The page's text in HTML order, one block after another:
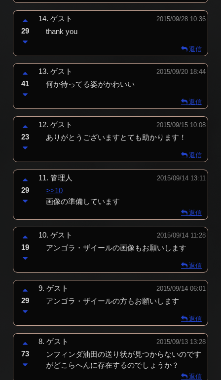
14.ゲスト 2015/09/28 10:36
thank you
29
返信
13.ゲスト 2015/09/20 18:44
何か待ってる姿がかわいい
41
返信
12.ゲスト 2015/09/15 10:08
ありがとうございますとても助かります！
23
返信
11.管理人 2015/09/14 13:11
>>10
画像の準備しています
29
返信
10.ゲスト 2015/09/14 11:28
アンゴラ・ザイールの画像もお願いします
19
返信
9.ゲスト 2015/09/14 06:01
アンゴラ・ザイールの方もお願いします
29
返信
8.ゲスト 2015/09/13 13:28
ンフィンダ油田の送り状が見つからないのです
がどこらへんに存在するのでしょうか？
73
返信